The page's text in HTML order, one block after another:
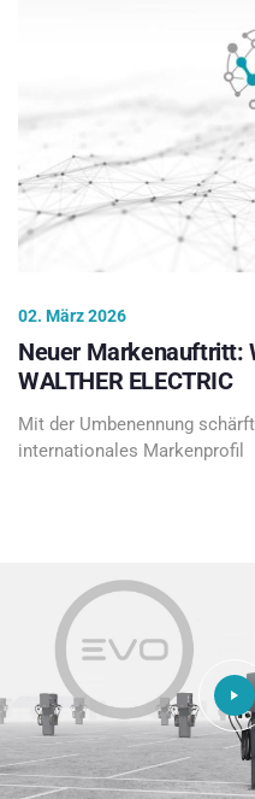
02. März 2026
Neuer Markenauftritt:
WALTHER ELECTRIC
Mit der Umbenennung
internationales Markenprofil